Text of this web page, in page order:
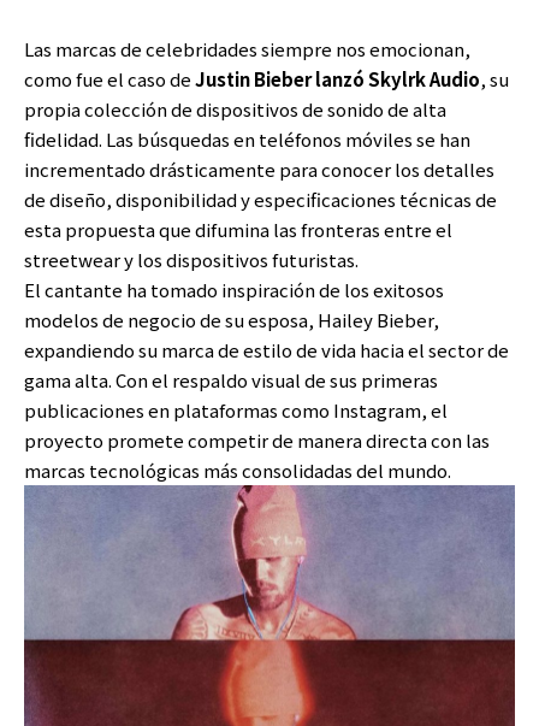
Las marcas de celebridades siempre nos emocionan,
como fue el caso deJustin Bieberlanzó Skylrk Audio, su
propia colección de dispositivos de sonido de alta
fidelidad. Las búsquedas en teléfonos móviles se han
incrementado drásticamente para conocer los detalles
de diseño, disponibilidad y especificaciones técnicas de
esta propuesta que difumina las fronteras entre el
streetwear y los dispositivos futuristas.
El cantante ha tomado inspiración de los exitosos
modelos de negocio de su esposa, Hailey Bieber,
expandiendo su marca de estilo de vida hacia el sector de
gama alta. Con el respaldo visual de sus primeras
publicaciones en plataformas como Instagram, el
proyecto promete competir de manera directa con las
marcas tecnológicas más consolidadas del mundo.